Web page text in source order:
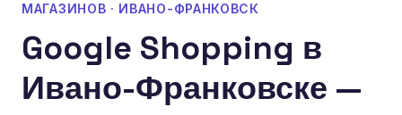
МАГАЗИНОВ · ИВАНО-ФРАНКОВСК
Google Shopping в
Ивано-Франковске —